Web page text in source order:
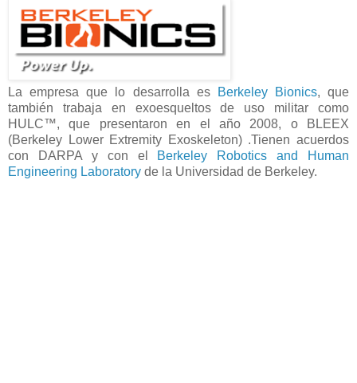
La empresa que lo desarrolla es Berkeley Bionics, que
también trabaja en exoesqueltos de uso militar como
HULC™, que presentaron en el año 2008, o BLEEX
(Berkeley Lower Extremity Exoskeleton) .Tienen acuerdos
con DARPA y con el Berkeley Robotics and Human
Engineering Laboratory de la Universidad de Berkeley.